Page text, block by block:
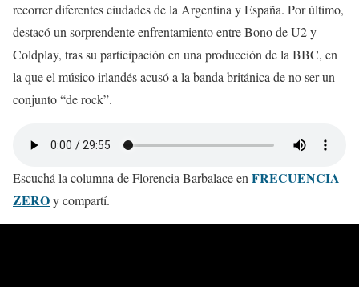
recorrer diferentes ciudades de la Argentina y España. Por último,
destacó un sorprendente enfrentamiento entre Bono de U2 y
Coldplay, tras su participación en una producción de la BBC, en
la que el músico irlandés acusó a la banda británica de no ser un
conjunto “de rock”.
Escuchá la columna de Florencia Barbalace en FRECUENCIA
ZEROy compartí.